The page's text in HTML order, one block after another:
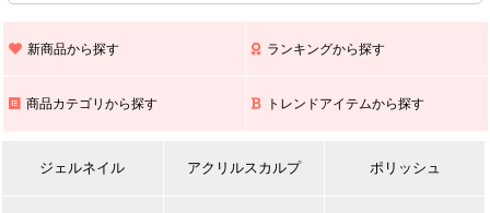
上記期間中のご注文・お問い合わせは8/17(月)以降の対応となりますので
また､ 九州全域でお荷物のお届けに遅延が生じております｡
新商品から探す ランキングから探す
商品カテゴリから探す トレンドアイテムから探す
ジェルネイル アクリルスカルプ ポリッシュ